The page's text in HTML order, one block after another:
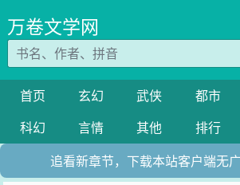
万卷文学网
首页 玄幻 武侠 都市
科幻
言情 其他 排行
追看新章节，下载本站客户端无